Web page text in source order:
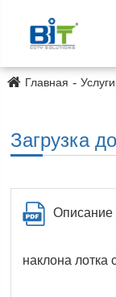
Главная Услуги
Загрузка
Описание
наклона лотка